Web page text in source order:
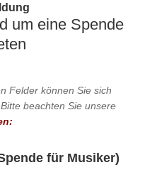
um eine Spende
Felder können Sie sich
beachten Sie unsere
für Musiker)